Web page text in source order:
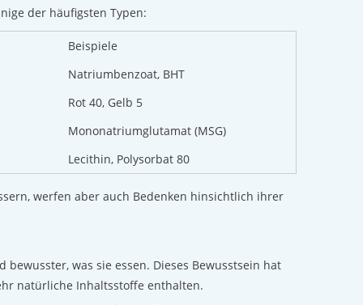
der häufigsten Typen:
Beispiele
Natriumbenzoat, BHT
Rot 40, Gelb 5
Mononatriumglutamat (MSG)
Lecithin, Polysorbat 80
werfen aber auch Bedenken hinsichtlich ihrer
was sie essen. Dieses Bewusstsein hat
natürliche Inhaltsstoffe enthalten.